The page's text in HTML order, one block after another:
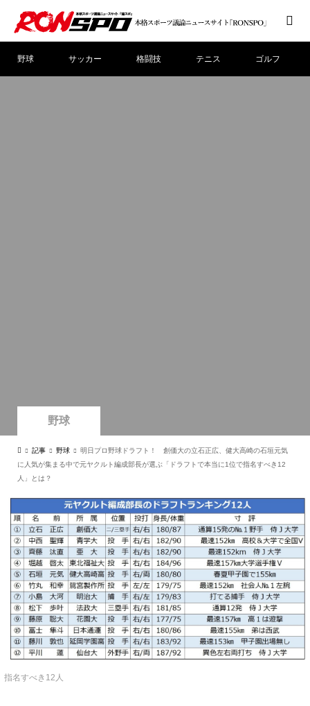
野球 サッカー 格闘技 テニス ゴルフ
野球
記事 野球
明日プロ野球ドラフト！ 創価大の立石正広、健大高崎の石垣元気
に人気が集まる中で元ヤクルト編成部長が選ぶ「ドラフトで本当に1位で指名すべき12
人」とは？
指名すべき12人